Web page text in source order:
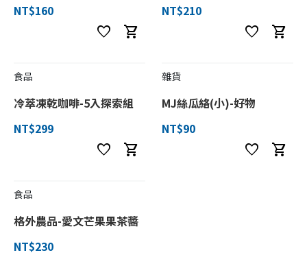
NT$160
favorite shopping_cart
NT$210
favorite shopping_cart
食品
冷萃凍乾咖啡-5入探索組
NT$299
favorite shopping_cart
雜貨
MJ絲瓜絡(小)-好物
NT$90
favorite shopping_cart
食品
格外農品-愛文芒果果茶醬
NT$230